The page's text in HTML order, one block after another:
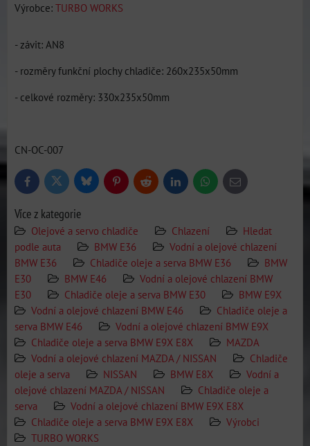
Výrobce: TURBO WORKS
- závit: AN8
- rozměry funkční plochy chladiče: 260x235x50mm
- celkové rozměry: 330x235x50mm
CN-OC-007
FacebookTwitter BlueskyPinterestReddit LinkedInWhatsApp
E-
mail
Více z kategorie
Olejové a servo chladiče Chlazení
Hledat
podle auta
BMW E36
Vodní a olejové chlazení
BMW E36
Chladiče oleje a serva BMW E36
BMW
E30
BMW E46
Vodní a olejové chlazení BMW
E30
Chladiče oleje a serva BMW E30
BMW E9X
Vodní a olejové chlazení BMW E46
Chladiče oleje a
serva BMW E46
Vodní a olejové chlazení BMW E9X
Chladiče oleje a serva BMW E9X E8X
MAZDA
Vodní a olejové chlazení MAZDA / NISSAN
Chladiče
oleje a serva
NISSAN BMW E8X
Vodní a
olejové chlazení MAZDA / NISSAN
Chladiče oleje a
serva
Vodní a olejové chlazení BMW E9X E8X
Chladiče oleje a serva BMW E9X E8X
Výrobci
TURBO WORKS